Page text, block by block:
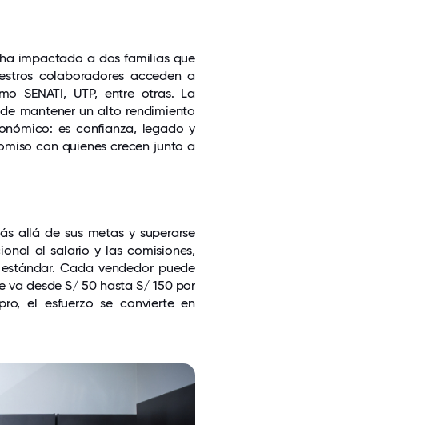
impactado a dos familias que
colaboradores acceden a
SENATI, UTP, entre otras. La
mantener un alto rendimiento
es confianza, legado y
con quienes crecen junto a
allá de sus metas y superarse
al salario y las comisiones,
Cada vendedor puede
va desde S/ 50 hasta S/ 150 por
el esfuerzo se convierte en